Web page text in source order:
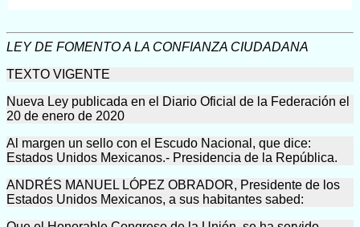
LEY DE FOMENTO A LA CONFIANZA CIUDADANA
TEXTO VIGENTE
Nueva Ley publicada en el Diario Oficial de la Federación el
20 de enero de 2020
Al margen un sello con el Escudo Nacional, que dice:
Estados Unidos Mexicanos.- Presidencia de la República.
ANDRÉS MANUEL LÓPEZ OBRADOR, Presidente de los
Estados Unidos Mexicanos, a sus habitantes sabed: